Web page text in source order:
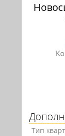
Тип